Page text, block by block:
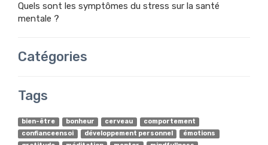
Quels sont les symptômes du stress sur la santé
mentale ?
Catégories
Tags
bien-être bonheur cerveau
comportement
confianceensoi
développement personnel
émotions